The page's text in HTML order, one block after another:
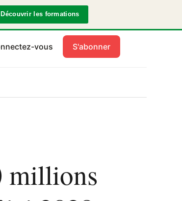
Découvrir les formations
vous S'abonner
millions